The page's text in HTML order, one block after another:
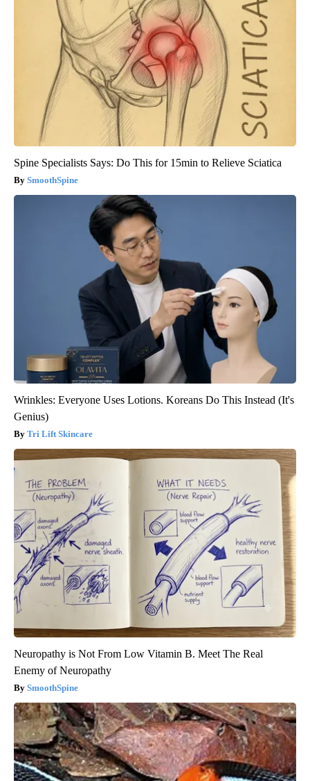
Spine Specialists Says: Do This for 15min to Relieve Sciatica
SmoothSpine
Wrinkles: Everyone Uses Lotions. Koreans Do This Instead (It's
Genius)
Tri Lift Skincare
Neuropathy is Not From Low Vitamin B. Meet The Real
Enemy of Neuropathy
SmoothSpine